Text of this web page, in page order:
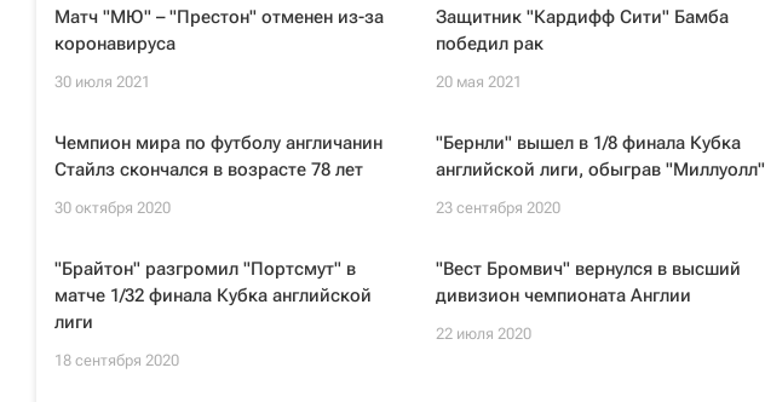
Матч "МЮ" – "Престон" отменен из-за
коронавируса
30 июля 2021
Защитник "Кардифф Сити" Бамба
победил рак
20 мая 2021
Чемпион мира по футболу англичанин
Стайлз скончался в возрасте 78 лет
30 октября 2020
"Бернли" вышел в 1/8 финала Кубка
английской лиги, обыграв "Миллуолл"
23 сентября 2020
"Брайтон" разгромил "Портсмут" в
матче 1/32 финала Кубка английской
лиги
18 сентября 2020
"Вест Бромвич" вернулся в высший
дивизион чемпионата Англии
22 июля 2020